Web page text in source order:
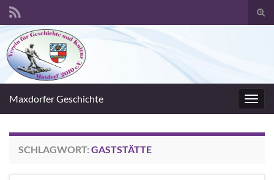
Search for:
Maxdorfer Geschichte
SCHLAGWORT: GASTSTÄTTE